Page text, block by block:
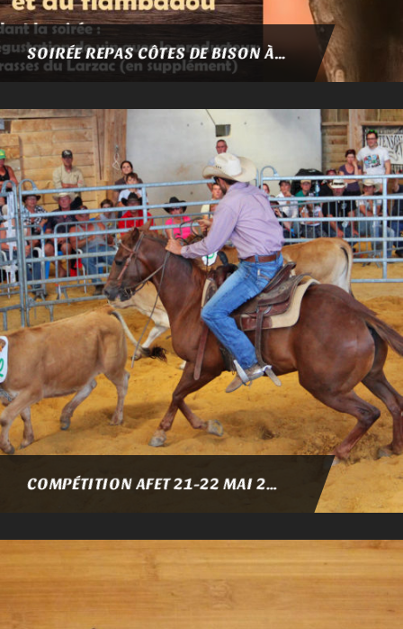
SOIRÉE REPAS CÔTES DE BISON À VOLONTÉ
COMPÉTITION AFET 21-22 MAI 2022